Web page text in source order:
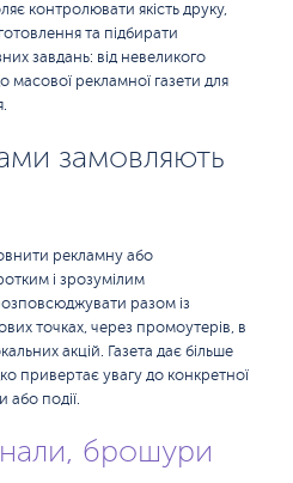
контролювати якість друку,
та підбирати
завдань: від невеликого
масової рекламної газети для
замовляють
рекламну або
і зрозумілим
разом із
точках, через промоутерів, в
акцій. Газета дає більше
привертає увагу до конкретної
або події.
брошури